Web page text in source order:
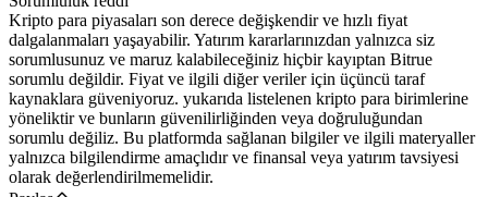
Kripto para piyasaları son derece değişkendir ve hızlı fiyat
dalgalanmaları yaşayabilir. Yatırım kararlarınızdan yalnızca siz
sorumlusunuz ve maruz kalabileceğiniz hiçbir kayıptan Bitrue
sorumlu değildir. Fiyat ve ilgili diğer veriler için üçüncü taraf
kaynaklara güveniyoruz. yukarıda listelenen kripto para birimlerine
yöneliktir ve bunların güvenilirliğinden veya doğruluğundan
sorumlu değiliz. Bu platformda sağlanan bilgiler ve ilgili materyaller
yalnızca bilgilendirme amaçlıdır ve finansal veya yatırım tavsiyesi
olarak değerlendirilmemelidir.